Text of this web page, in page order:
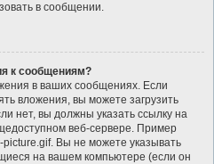
в сообщении.
к сообщениям?
в ваших сообщениях. Если
вложения, вы можете загрузить
нет, вы должны указать ссылку на
веб-сервере. Пример
Вы не можете указывать
на вашем компьютере (если он